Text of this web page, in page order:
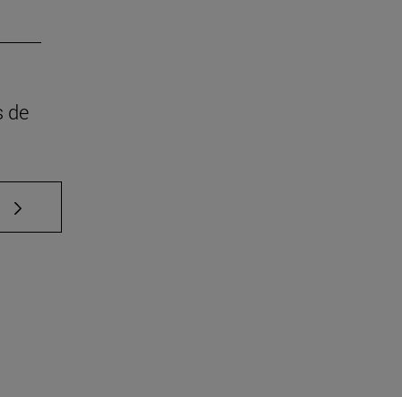
de
TAB para desplazarse.